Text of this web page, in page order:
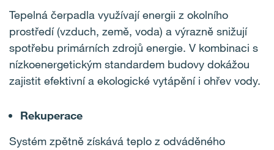
Tepelná čerpadla využívají energii z okolního
prostředí (vzduch, země, voda) a výrazně snižují
spotřebu primárních zdrojů energie. V kombinaci s
nízkoenergetickým standardem budovy dokážou
zajistit efektivní a ekologické vytápění i ohřev vody.
Rekuperace
Systém zpětně získává teplo z odváděného